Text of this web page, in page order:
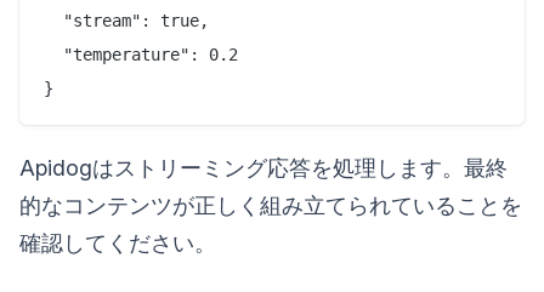
  "stream": true,
  "temperature": 0.2
Apidogはストリーミング応答を処理します。最終
的なコンテンツが正しく組み立てられていることを
確認してください。